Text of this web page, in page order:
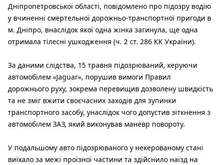
Дніпропетровської області, повідомлено про підозру водію
у вчиненні смертельної дорожньо-транспортної пригоди в
м. Дніпро, внаслідок якої одна жінка загинула, ще одна
отримала тілесні ушкодження (ч. 2 ст. 286 КК України).
За даними слідства, 15 травня підозрюваний, керуючи
автомобілем «Jaguar», порушив вимоги Правил
дорожнього руху, зокрема перевищив дозволену швидкість
та не зміг вжити своєчасних заходів для зупинки
транспортного засобу, унаслідок чого допустив зіткнення з
автомобілем ЗАЗ, який виконував маневр повороту.
У подальшому авто підозрюваного у некерованому стані
виїхало за межі проїзної частини та здійснило наїзд на